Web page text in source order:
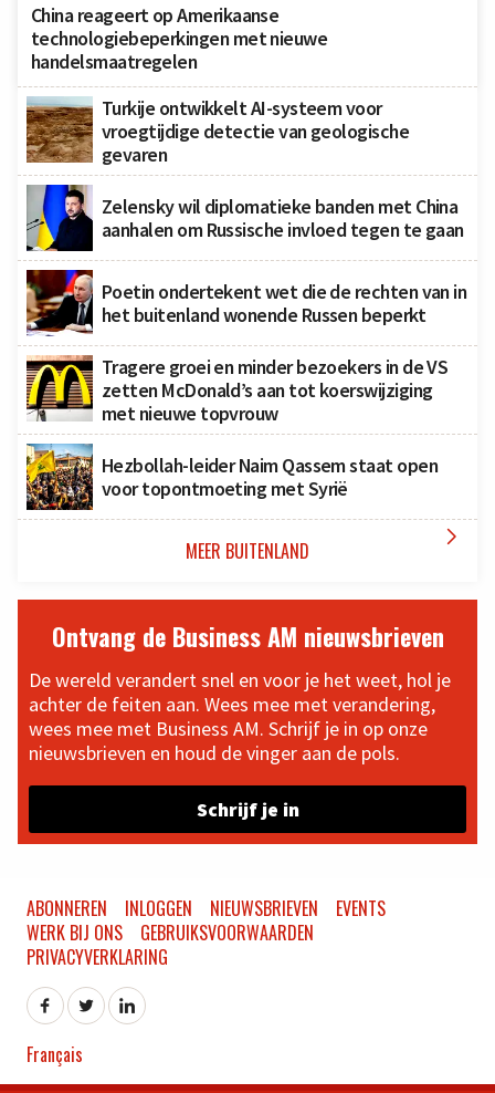
China reageert op Amerikaanse
technologiebeperkingen met nieuwe
handelsmaatregelen
Turkije ontwikkelt AI-systeem voor
vroegtijdige detectie van geologische
gevaren
Zelensky wil diplomatieke banden met China
aanhalen om Russische invloed tegen te gaan
Poetin ondertekent wet die de rechten van in
het buitenland wonende Russen beperkt
Tragere groei en minder bezoekers in de VS
zetten McDonald’s aan tot koerswijziging
met nieuwe topvrouw
Hezbollah-leider Naim Qassem staat open
voor topontmoeting met Syrië
MEER BUITENLAND 
Ontvang de Business AM nieuwsbrieven
De wereld verandert snel en voor je het weet, hol je
achter de feiten aan. Wees mee met verandering,
wees mee met Business AM. Schrijf je in op onze
nieuwsbrieven en houd de vinger aan de pols.
Schrijf je in
ABONNEREN INLOGGEN NIEUWSBRIEVEN
EVENTS
WERK BIJ ONS
GEBRUIKSVOORWAARDEN
PRIVACYVERKLARING
Français